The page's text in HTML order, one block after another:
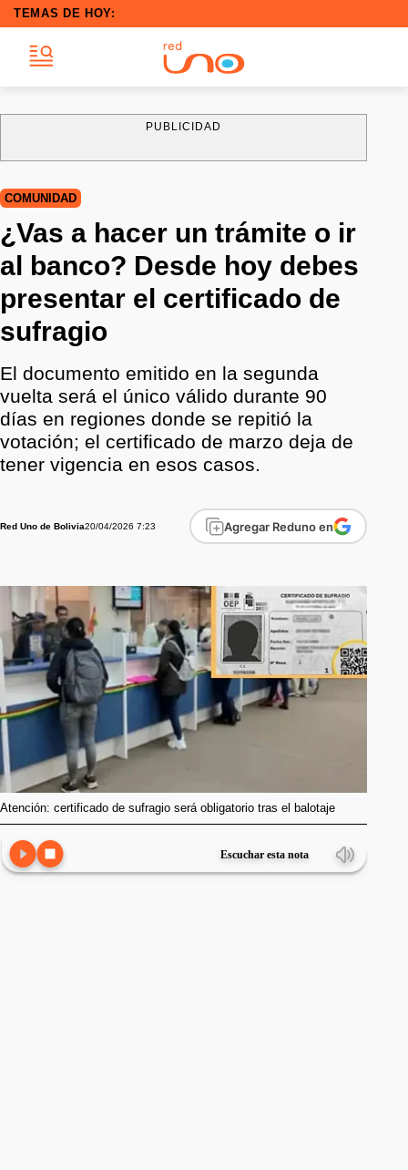
TEMAS DE HOY:
PUBLICIDAD
COMUNIDAD
¿Vas a hacer un trámite o ir
al banco? Desde hoy debes
presentar el certificado de
sufragio
El documento emitido en la segunda
vuelta será el único válido durante 90
días en regiones donde se repitió la
votación; el certificado de marzo deja de
tener vigencia en esos casos.
Red Uno de Bolivia20/04/2026 7:23 Agregar Reduno en
Atención: certificado de sufragio será obligatorio tras el balotaje
Escuchar esta nota